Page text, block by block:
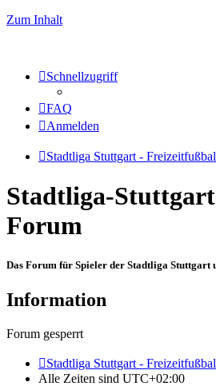
Zum Inhalt
Schnellzugriff
FAQ
Anmelden
Stadtliga Stuttgart -
Stadtliga-
Forum
Das Forum für Spieler der Stadtliga Stuttgart
Information
Forum gesperrt
Stadtliga Stuttgart -
Alle Zeiten sind UTC+02:00